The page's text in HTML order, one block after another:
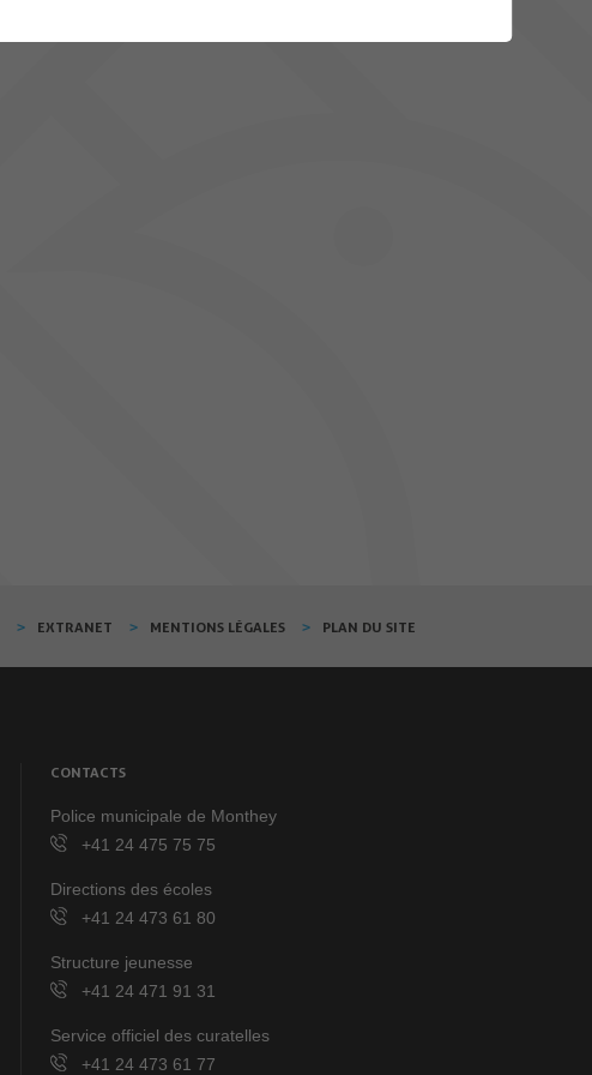
EXTRANET MENTIONS LÉGALES PLAN DU SITE
CONTACTS
Police municipale de Monthey
+41 24 475 75 75
Directions des écoles
+41 24 473 61 80
Structure jeunesse
+41 24 471 91 31
Service officiel des curatelles
+41 24 473 61 77